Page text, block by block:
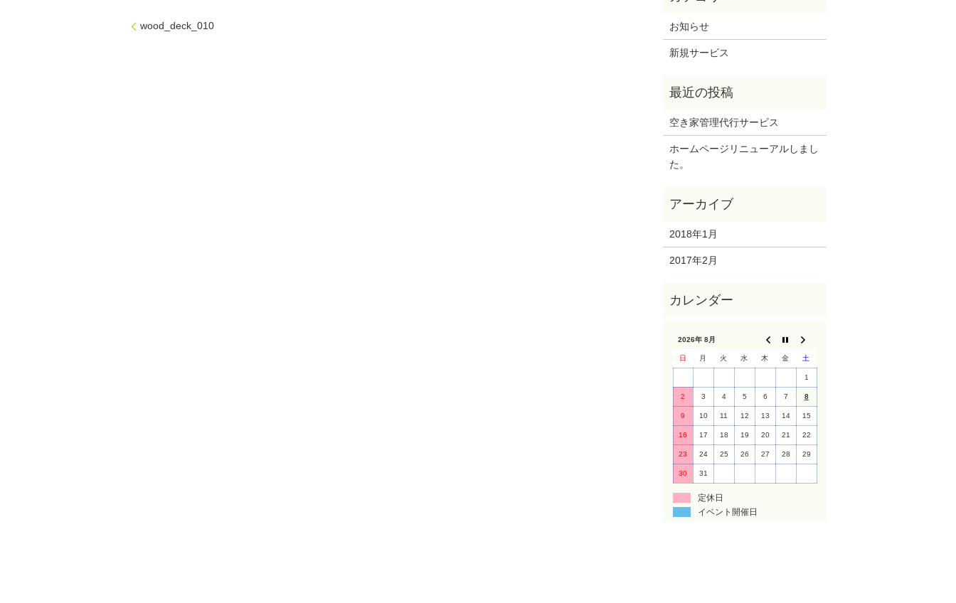
wood_deck_010 お知らせ
新規サービス
空き家管理代行サービス
ホームページリニューアルしまし
た。
2018年1月
2017年2月
2026年 8月
日 月 火 水 木 金 土
1
2 3 4 5 6 7 8
9 10 11 12 13 14 15
16 17 18 19 20 21 22
23 24 25 26 27 28 29
30 31
定休日
イベント開催日